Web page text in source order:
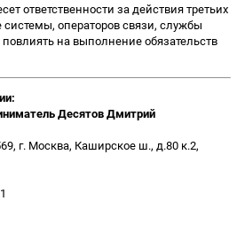
ответственности за действия третьих
операторов связи, службы
повлиять на выполнение обязательств
Десятов Дмитрий
г. Москва, Каширское ш., д.80 к.2,